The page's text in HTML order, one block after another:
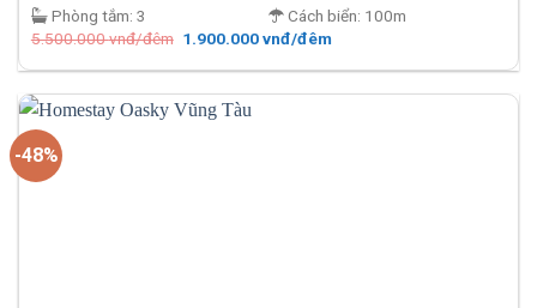
Phòng tắm: 3
Cách biển: 100m
5.500.000vnđ/đêm Giá
là:
đêm.
1.900.000vnđ/đêmGiá
tại
1.900.000 vnđ/
-48%